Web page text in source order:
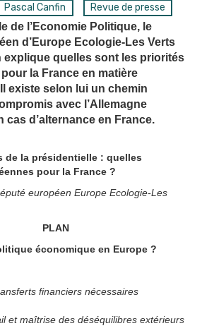
Pascal Canfin
Revue de presse
de l’Economie Politique, le
d’Europe Ecologie-Les Verts
explique quelles sont les priorités
la France en matière
existe selon lui un chemin
avec l’Allemagne
cas d’alternance en France.
de la présidentielle : quelles
pour la France ?
européen Europe Ecologie-Les
PLAN
économique en Europe ?
financiers nécessaires
et maîtrise des déséquilibres extérieurs